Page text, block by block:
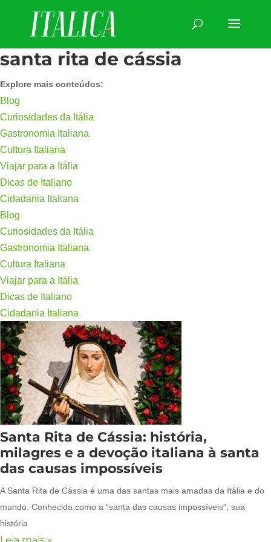
santa rita de cássia
Explore mais conteúdos:
Blog
Curiosidades da Itália
Gastronomia Italiana
Cultura Italiana
Viajar para a Itália
Dicas de Italiano
Cidadania Italiana
Blog
Curiosidades da Itália
Gastronomia Italiana
Cultura Italiana
Viajar para a Itália
Dicas de Italiano
Cidadania Italiana
Santa Rita de Cássia: história,
milagres e a devoção italiana à santa
das causas impossíveis
A Santa Rita de Cássia é uma das santas mais amadas da Itália e do
mundo. Conhecida como a “santa das causas impossíveis”, sua
história